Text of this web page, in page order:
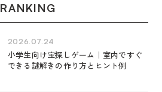
RANKING
2026.07.24
小学生向け宝探しゲーム｜室内ですぐ
できる謎解きの作り方とヒント例